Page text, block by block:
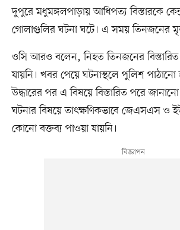
দুপুরে মধুমঙ্গলপাড়ায় আধিপত্য বিস্তারকে
গোলাগুলির ঘটনা ঘটে। এ সময় তিনজনের
ওসি আরও বলেন, নিহত তিনজনের বিস্তারিত
যায়নি। খবর পেয়ে ঘটনাস্থলে পুলিশ
উদ্ধারের পর এ বিষয়ে বিস্তারিত পরে
ঘটনার বিষয়ে তাৎক্ষণিকভাবে জেএসএস ও
কোনো বক্তব্য পাওয়া যায়নি।